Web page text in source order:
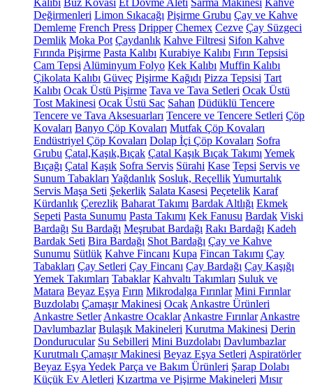
Kalıbı Buz Kovası Et Dövme Aleti Sarma Makinesi Kahve
Değirmenleri Limon Sıkacağı Pişirme Grubu Çay ve Kahve
Demleme French Press Dripper Chemex Cezve Çay Süzgeci
Demlik Moka Pot Çaydanlık Kahve Filtresi Sifon Kahve
Fırında Pişirme Pasta Kalıbı Kurabiye Kalıbı Fırın Tepsisi
Cam Tepsi Alüminyum Folyo Kek Kalıbı Muffin Kalıbı
Çikolata Kalıbı Güveç Pişirme Kağıdı Pizza Tepsisi Tart
Kalıbı Ocak Üstü Pişirme Tava ve Tava Setleri Ocak Üstü
Tost Makinesi Ocak Üstü Sac Sahan Düdüklü Tencere
Tencere ve Tava Aksesuarları Tencere ve Tencere Setleri Çöp
Kovaları Banyo Çöp Kovaları Mutfak Çöp Kovaları
Endüstriyel Çöp Kovaları Dolap İçi Çöp Kovaları Sofra
Grubu Çatal,Kaşık,Bıçak Çatal Kaşık Bıçak Takımı Yemek
Bıçağı Çatal Kaşık Sofra Servis Sürahi Kase Tepsi Servis ve
Sunum Tabakları Yağdanlık Sosluk, ReçellikYumurtalık
Servis Maşa Seti Şekerlik Salata Kasesi Peçetelik Karaf
Kürdanlık Çerezlik Baharat Takımı Bardak Altlığı Ekmek
Sepeti Pasta Sunumu Pasta Takımı Kek Fanusu Bardak Viski
Bardağı Su Bardağı Meşrubat Bardağı Rakı Bardağı Kadeh
Bardak Seti Bira Bardağı Shot Bardağı Çay ve Kahve
Sunumu Sütlük Kahve Fincanı Kupa Fincan Takımı Çay
Tabakları Çay Setleri Çay Fincanı Çay Bardağı Çay Kaşığı
Yemek Takımları Tabaklar Kahvaltı Takımları Suluk ve
Matara Beyaz Eşya Fırın Mikrodalga Fırınlar Mini Fırınlar
Buzdolabı Çamaşır Makinesi Ocak Ankastre Ürünleri
Ankastre Setler Ankastre Ocaklar Ankastre Fırınlar Ankastre
Davlumbazlar Bulaşık Makineleri Kurutma Makinesi Derin
Dondurucular Su Sebilleri Mini Buzdolabı Davlumbazlar
Kurutmalı Çamaşır Makinesi Beyaz Eşya Setleri Aspiratörler
Beyaz Eşya Yedek Parça ve Bakım Ürünleri Şarap Dolabı
Küçük Ev Aletleri Kızartma ve Pişirme Makineleri Mısır